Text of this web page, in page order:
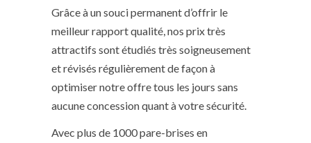
Grâce à un souci permanent d’offrir le
meilleur rapport qualité, nos prix très
attractifs sont étudiés très soigneusement
et révisés régulièrement de façon à
optimiser notre offre tous les jours sans
aucune concession quant à votre sécurité.
Avec plus de 1000 pare-brises en